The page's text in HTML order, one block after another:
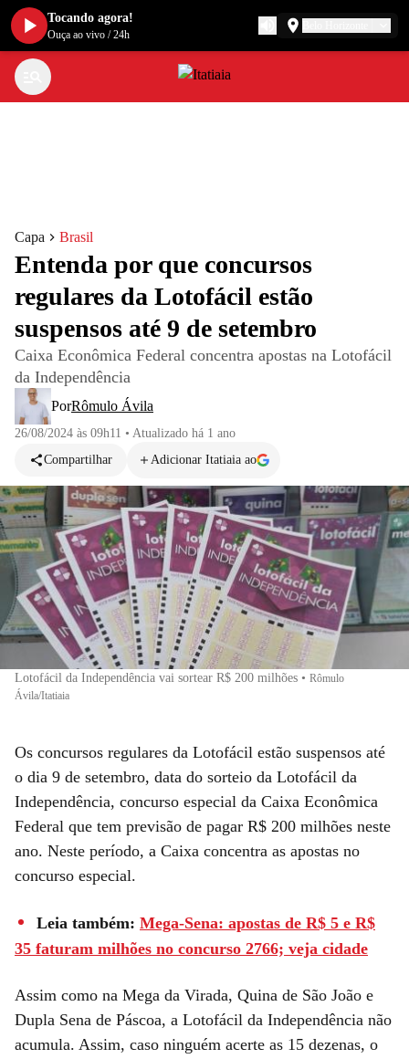
Capa Brasil
Entenda por que concursos
regulares da Lotofácil estão
suspensos até 9 de setembro
Caixa Econômica Federal concentra apostas na Lotofácil
da Independência
PorRômulo Ávila
26/08/2024 às 09h11 • Atualizado há 1 ano
Compartilhar
Adicionar Itatiaia ao
Lotofácil da Independência vai sortear R$ 200 milhões • Rômulo
Ávila/Itatiaia
Os concursos regulares da Lotofácil estão suspensos até
o dia 9 de setembro, data do sorteio da Lotofácil da
Independência, concurso especial da Caixa Econômica
Federal que tem previsão de pagar R$ 200 milhões neste
ano. Neste período, a Caixa concentra as apostas no
concurso especial.
Leia também: Mega-Sena: apostas de R$ 5 e R$
35 faturam milhões no concurso 2766; veja cidade
Assim como na Mega da Virada, Quina de São João e
Dupla Sena de Páscoa, a Lotofácil da Independência não
acumula. Assim, caso ninguém acerte as 15 dezenas, o
Tocando agora!
Ouça ao vivo /24h